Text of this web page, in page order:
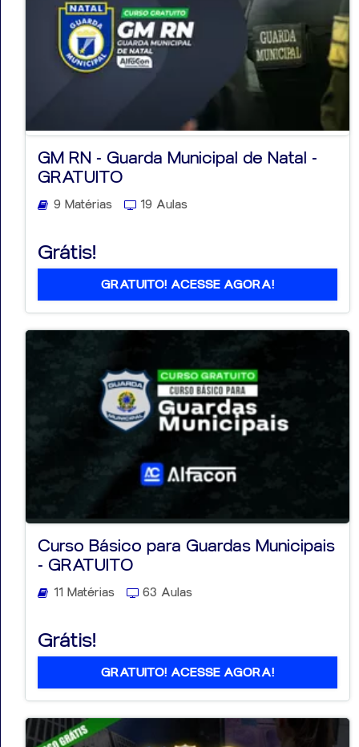
GM RN - Guarda Municipal de Natal -
GRATUITO
9 Matérias 19 Aulas
Grátis!
GRATUITO! ACESSE AGORA!
Curso Básico para Guardas Municipais
- GRATUITO
11 Matérias 63 Aulas
Grátis!
GRATUITO! ACESSE AGORA!